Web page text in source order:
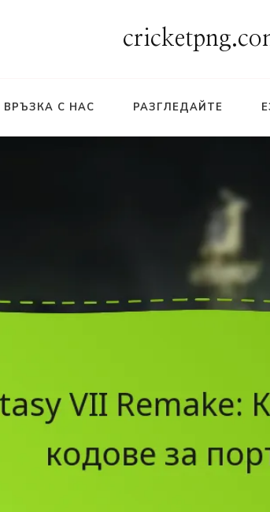
ВРЪЗКА С НАС РАЗГЛЕДАЙТЕ